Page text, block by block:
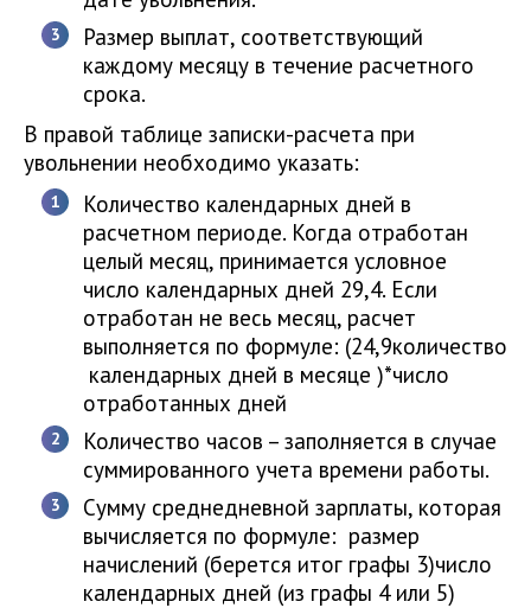
Размер выплат, соответствующий
каждому месяцу в течение расчетного
срока.
В правой таблице записки-расчета при
увольнении необходимо указать:
Количество календарных дней в
расчетном периоде. Когда отработан
целый месяц, принимается условное
число календарных дней 29,4. Если
отработан не весь месяц, расчет
выполняется по формуле: (24,9количество
календарных дней в месяце )*число
отработанных дней
Количество часов – заполняется в случае
суммированного учета времени работы.
Сумму среднедневной зарплаты, которая
вычисляется по формуле: размер
начислений (берется итог графы 3)число
календарных дней (из графы 4 или 5)